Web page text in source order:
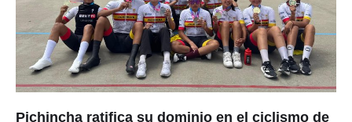
Pichincha ratifica su dominio en el ciclismo de